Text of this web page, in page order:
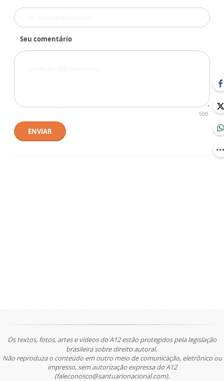
Seu comentário
500
ENVIAR
Os textos, fotos, artes e vídeos do A12 estão protegidos pela legislação
brasileira sobre direito autoral.
Não reproduza o conteúdo em outro meio de comunicação, eletrônico ou
impresso, sem autorização expressa do A12
(faleconosco@santuarionacional.com).